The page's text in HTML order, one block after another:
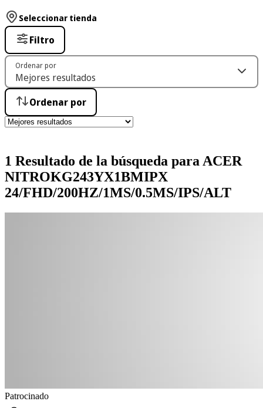
1 Resultado de la búsqueda para ACER
NITROKG243YX1BMIPX
24/FHD/200HZ/1MS/0.5MS/IPS/ALT
Seleccionar tienda
Filtro
Ordenar por
Ordenar por
Patrocinado